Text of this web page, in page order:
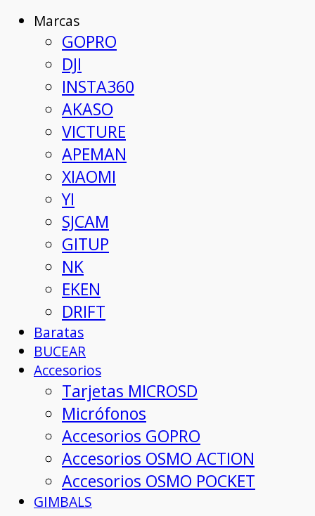
Marcas
GOPRO
DJI
INSTA360
AKASO
VICTURE
APEMAN
XIAOMI
YI
SJCAM
GITUP
NK
EKEN
DRIFT
Baratas
BUCEAR
Accesorios
Tarjetas MICROSD
Micrófonos
Accesorios GOPRO
Accesorios OSMO ACTION
Accesorios OSMO POCKET
GIMBALS